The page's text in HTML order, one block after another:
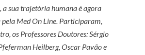
a sua trajetória humana é agora
pela Med On Line. Participaram,
os Professores Doutores: Sérgio
Heilberg, Oscar Pavão e